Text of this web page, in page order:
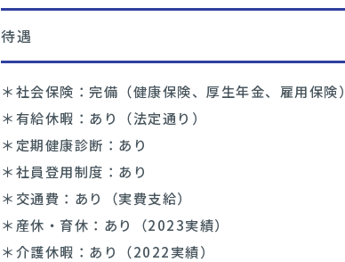
待遇
＊社会保険：完備（健康保険、厚生年金、雇用保険）
＊有給休暇：あり（法定通り）
＊定期健康診断：あり
＊社員登用制度：あり
＊交通費：あり（実費支給）
＊産休・育休：あり（2023実績）
＊介護休暇：あり（2022実績）